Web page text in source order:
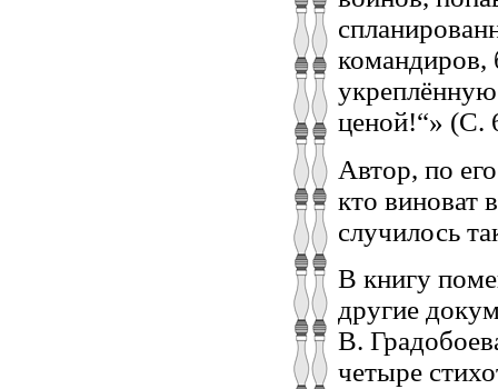
командиров,
ценой!“» (C.
Автор, по
кто виноват
случилось
В книгу
другие
В.
четыре